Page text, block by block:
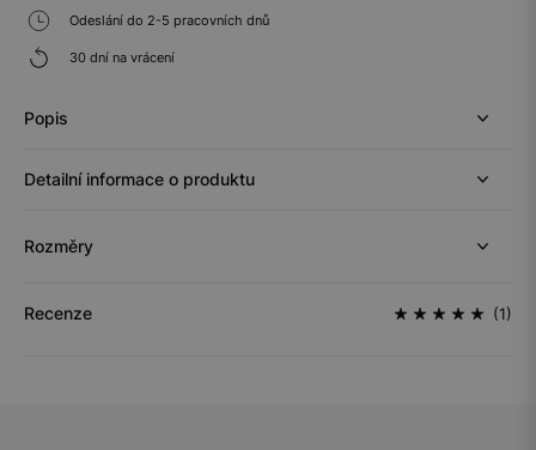
Odeslání do 2-5 pracovních dnů
30 dní na vrácení
Popis
Detailní informace o produktu
Rozměry
Recenze (1)